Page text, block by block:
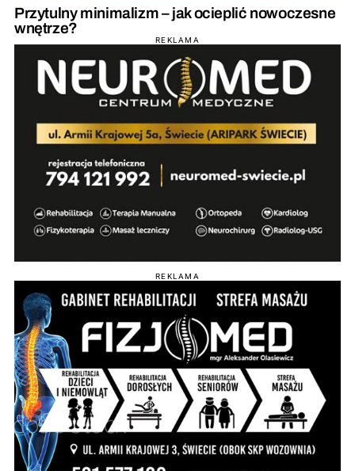
Przytulny minimalizm – jak ocieplić nowoczesne
wnętrze?
REKLAMA
REKLAMA